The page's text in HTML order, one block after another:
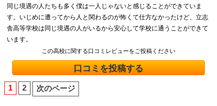
同じ境遇の人たちも多く僕は一人じゃないと感じることができていま
す。いじめに遭ってから人と関わるのが怖くて仕方なかったけど、立志
舎高等学校は同じ境遇の人がいるから安心して学校に通うことができて
います。
この高校に関する口コミレビューをご投稿ください
口コミを投稿する
1 2 次のページ